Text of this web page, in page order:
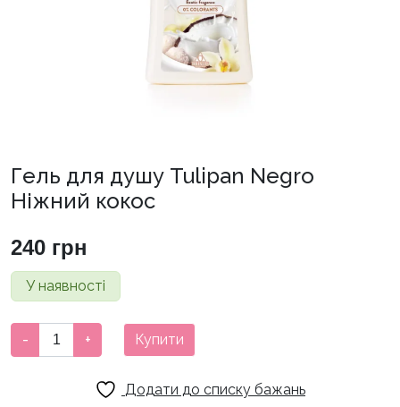
Гель для душу Tulipan Negro
Ніжний кокос
240 грн
У наявності
для
- + Купити
Додати до списку бажань